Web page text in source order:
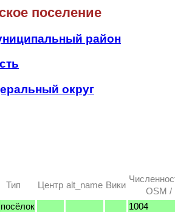
поселение
район
округ
Тип Центр alt_name Вики
OSM /
посёлок 1004